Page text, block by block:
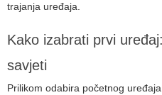
trajanja uređaja.
Kako izabrati prvi
savjeti
Prilikom odabira početnog